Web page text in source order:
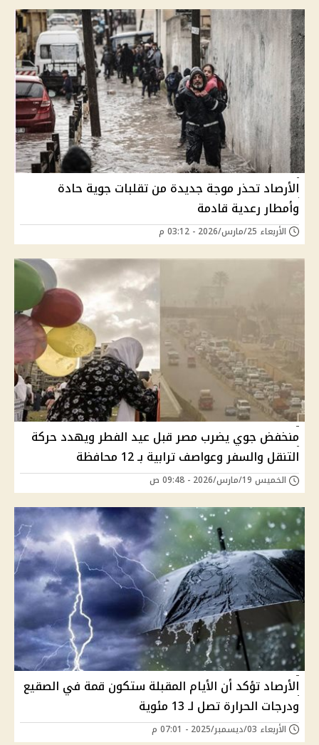
الأرصاد تحذر موجة جديدة من تقلبات جوية حادة
وأمطار رعدية قادمة
الأربعاء 25/مارس/2026 - 03:12 م
منخفض جوي يضرب مصر قبل عيد الفطر ويهدد حركة
التنقل والسفر وعواصف ترابية بـ 12 محافظة
الخميس 19/مارس/2026 - 09:48 ص
الأرصاد تؤكد أن الأيام المقبلة ستكون قمة في الصقيع
ودرجات الحرارة تصل لـ 13 مئوية
الأربعاء 03/ديسمبر/2025 - 07:01 م